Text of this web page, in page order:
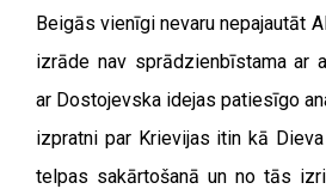
Beigās vienīgi nevaru nepajautāt
izrāde nav sprādzienbīstama ar
ar Dostojevska idejas patiesīgo
izpratni par Krievijas itin kā
telpas sakārtošanā un no tās